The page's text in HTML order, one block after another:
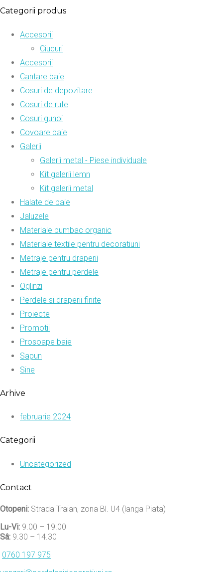
Categorii produs
Accesorii
Ciucuri
Accesorii
Cantare baie
Cosuri de depozitare
Cosuri de rufe
Cosuri gunoi
Covoare baie
Galerii
Galerii metal - Piese individuale
Kit galerii lemn
Kit galerii metal
Halate de baie
Jaluzele
Materiale bumbac organic
Materiale textile pentru decoratiuni
Metraje pentru draperii
Metraje pentru perdele
Oglinzi
Perdele si draperii finite
Proiecte
Promotii
Prosoape baie
Sapun
Sine
Arhive
februarie 2024
Categorii
Uncategorized
Contact
Otopeni: Strada Traian, zona Bl. U4 (langa Piata)
Lu-Vi: 9.00 – 19.00
Sâ: 9.30 – 14.30
0760 197 975